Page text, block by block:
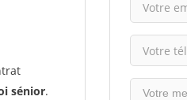
sénior.